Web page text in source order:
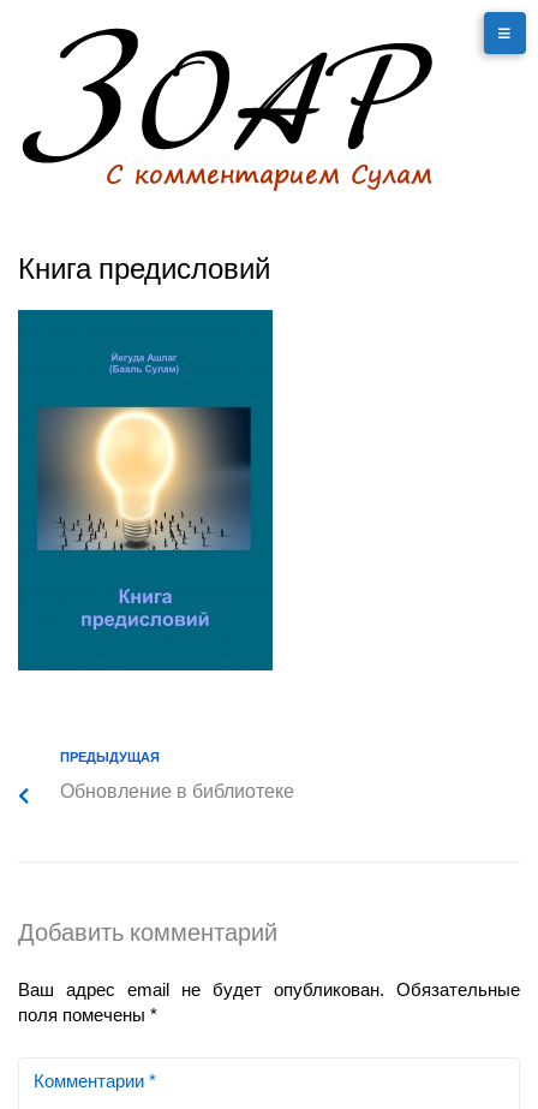
Книга предисловий
ПРЕДЫДУЩАЯ
Обновление в библиотеке
Добавить комментарий
Ваш адрес email не будет опубликован.
Обязательные
поля помечены *